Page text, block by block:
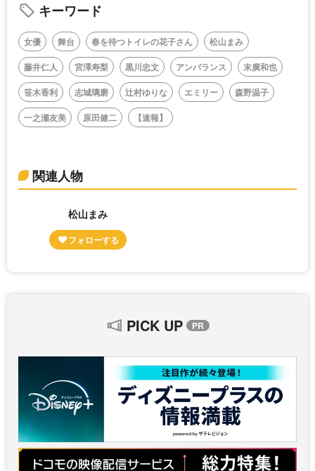
キーワード
女優 舞台 春を待つトイレの花子さん
松山まみ
藤井仁人
宮澤寿梨 黒川忠文 アンバランス
末廣和也
笹木香利
志城璃磨 辻村ゆりな エミリー
森野温子
一之瀬友美
原田健二 【速報】
関連人物
松山まみ
PICK UP